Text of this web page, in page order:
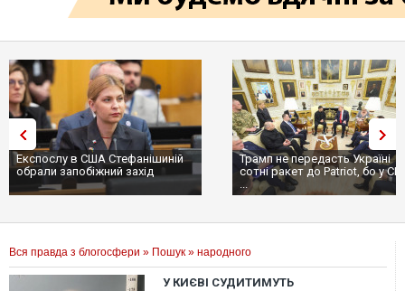
Експослу в США Стефанішиній
обрали запобіжний захід
Трамп не передасть Україні
сотні ракет до Patriot, бо у
...
Вся правда з блогосфери » Пошук » народного
У КИЄВІ СУДИТИМУТЬ